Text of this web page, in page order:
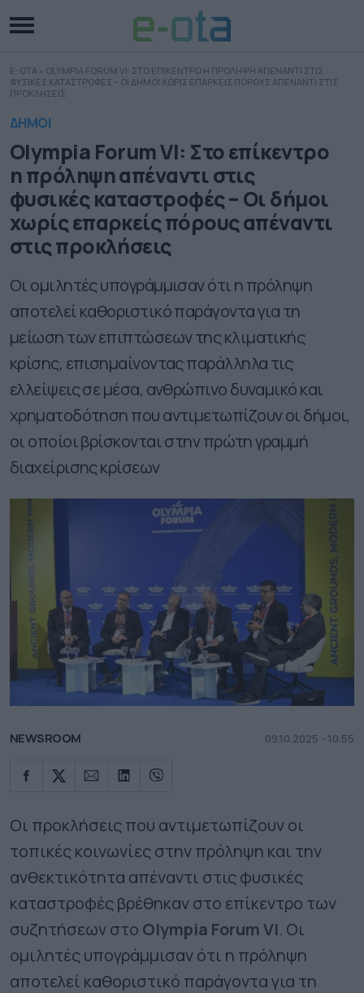
E-OTA » OLYMPIA FORUM VI: ΣΤΟ ΕΠΙΚΕΝΤΡΟ Η ΠΡΟΛΗΨΗ ΑΠΕΝΑΝΤΙ ΣΤΙΣ
ΦΥΣΙΚΕΣ ΚΑΤΑΣΤΡΟΦΕΣ – ΟΙ ΔΗΜΟΙ ΧΩΡΙΣ ΕΠΑΡΚΕΙΣ ΠΟΡΟΥΣ ΑΠΕΝΑΝΤΙ ΣΤΙΣ
ΠΡΟΚΛΗΣΕΙΣ
ΔΗΜΟΙ
Olympia Forum VI: Στο επίκεντρο
η πρόληψη απέναντι στις
φυσικές καταστροφές – Οι δήμοι
χωρίς επαρκείς πόρους απέναντι
στις προκλήσεις
Οι ομιλητές υπογράμμισαν ότι η πρόληψη
αποτελεί καθοριστικό παράγοντα για τη
μείωση των επιπτώσεων της κλιματικής
κρίσης, επισημαίνοντας παράλληλα τις
ελλείψεις σε μέσα, ανθρώπινο δυναμικό και
χρηματοδότηση που αντιμετωπίζουν οι δήμοι,
οι οποίοι βρίσκονται στην πρώτη γραμμή
διαχείρισης κρίσεων
NEWSROOM 09.10.2025 - 10.55
Οι προκλήσεις που αντιμετωπίζουν οι
τοπικές κοινωνίες στην πρόληψη και την
ανθεκτικότητα απέναντι στις φυσικές
καταστροφές βρέθηκαν στο επίκεντρο των
συζητήσεων στο Olympia Forum VI. Οι
ομιλητές υπογράμμισαν ότι η πρόληψη
αποτελεί καθοριστικό παράγοντα για τη